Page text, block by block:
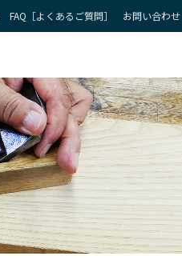
FAQ［よくあるご質問］ お問い合わせ